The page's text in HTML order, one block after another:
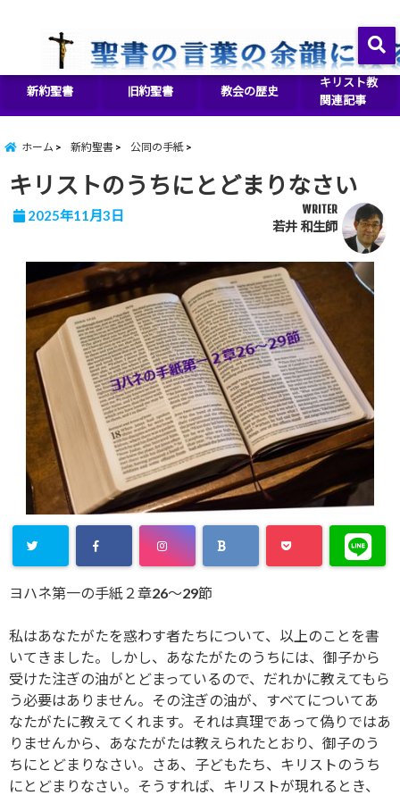
新約聖書 旧約聖書 教会の歴史
キリスト教
関連記事
ホーム 新約聖書 公同の手紙
キリストのうちにとどまりなさい
2025年11月3日 WRITER
若井 和生師
ヨハネ第一の手紙２章26～29節
私はあなたがたを惑わす者たちについて、以上のことを書
いてきました。しかし、あなたがたのうちには、御子から
受けた注ぎの油がとどまっているので、だれかに教えてもら
う必要はありません。その注ぎの油が、すべてについてあ
なたがたに教えてくれます。それは真理であって偽りではあ
りませんから、あなたがたは教えられたとおり、御子のう
ちにとどまりなさい。さあ、子どもたち、キリストのうち
にとどまりなさい。そうすれば、キリストが現れるとき、